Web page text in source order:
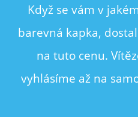
Když se vám v
barevná kapka,
na tuto cenu.
vyhlásíme až na